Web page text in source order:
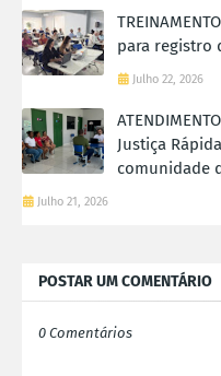
para registro
Julho 22, 2026
Justiça
comunidade
Julho 21, 2026
POSTAR UM COMENTÁRIO
0 Comentários